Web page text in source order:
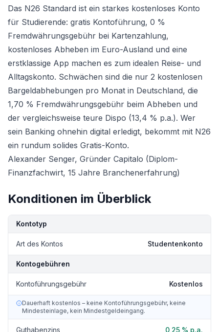
Das N26 Standard ist ein starkes kostenloses Konto
für Studierende: gratis Kontoführung, 0 %
Fremdwährungsgebühr bei Kartenzahlung,
kostenloses Abheben im Euro-Ausland und eine
erstklassige App machen es zum idealen Reise- und
Alltagskonto. Schwächen sind die nur 2 kostenlosen
Bargeldabhebungen pro Monat in Deutschland, die
1,70 % Fremdwährungsgebühr beim Abheben und
der vergleichsweise teure Dispo (13,4 % p.a.). Wer
sein Banking ohnehin digital erledigt, bekommt mit N26
ein rundum solides Gratis-Konto.
Alexander Senger, Gründer Capitalo (Diplom-
Finanzfachwirt, 15 Jahre Branchenerfahrung)
Konditionen im Überblick
KonditionDetails
Kontotyp
Art des Kontos Studentenkonto
Kontogebühren
Kontoführungsgebühr Kostenlos
Dauerhaft kostenlos – keine Kontoführungsgebühr, keine
Mindesteinlage, kein Mindestgeldeingang.
Guthabenzins 0,25 % p.a.